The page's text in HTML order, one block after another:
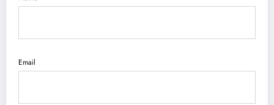
Email